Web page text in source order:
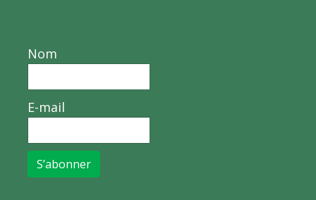
Nom
E-mail
S’abonner